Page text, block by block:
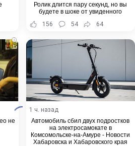
Ролик длится пару секунд, но вы
будете в шоке от увиденного
156
54 64
i
не
1 ч. назад
Автомобиль сбил двух подростков
на электросамокате в
Комсомольске-на-Амуре - Новости
Хабаровска и Хабаровского края